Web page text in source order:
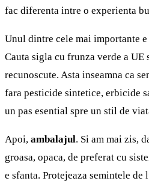
fac diferenta intre o experienta
Unul dintre cele mai importante e
Cauta sigla cu frunza verde a
recunoscute. Asta inseamna ca
fara pesticide sintetice, erbicide
un pas esential spre un stil de
Apoi, ambalajul. Si am mai zis,
groasa, opaca, de preferat cu
e sfanta. Protejeaza semintele de